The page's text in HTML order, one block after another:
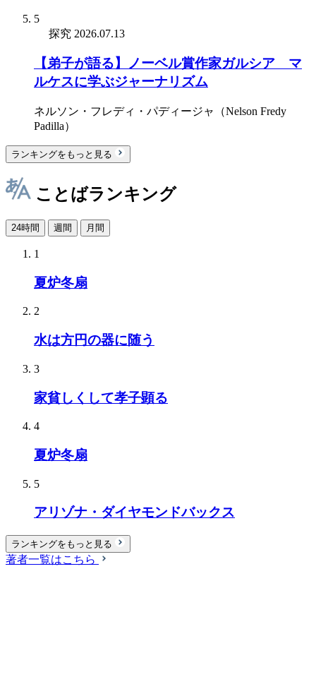
5
探究 2026.07.13
【弟子が語る】ノーベル賞作家ガルシア゠マ
ルケスに学ぶジャーナリズム
ネルソン・フレディ・パディージャ（Nelson Fredy
Padilla）
ランキングをもっと見る
ことばランキング
24時間 週間 月間
1
夏炉冬扇
2
水は方円の器に随う
3
家貧しくして孝子顕る
4
夏炉冬扇
5
アリゾナ・ダイヤモンドバックス
ランキングをもっと見る
著者一覧はこちら